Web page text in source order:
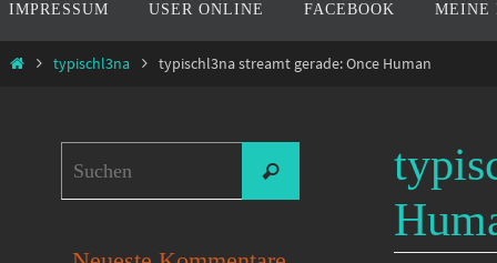
Inhalt
springen
IMPRESSUM USER ONLINE FACEBOOK MEINE
Starttypischl3na typischl3na streamt gerade: Once Human
nach:
Suchen